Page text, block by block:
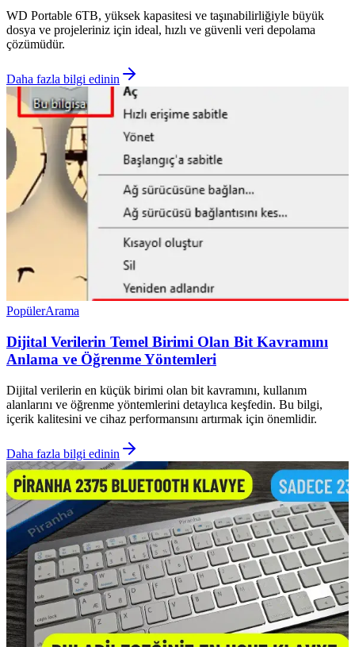
WD Portable 6TB, yüksek kapasitesi ve taşınabilirliğiyle büyük
dosya ve projeleriniz için ideal, hızlı ve güvenli veri depolama
çözümüdür.
Daha fazla bilgi edinin
PopülerArama
Dijital Verilerin Temel Birimi Olan Bit Kavramını
Anlama ve Öğrenme Yöntemleri
Dijital verilerin en küçük birimi olan bit kavramını, kullanım
alanlarını ve öğrenme yöntemlerini detaylıca keşfedin. Bu bilgi,
içerik kalitesini ve cihaz performansını artırmak için önemlidir.
Daha fazla bilgi edinin